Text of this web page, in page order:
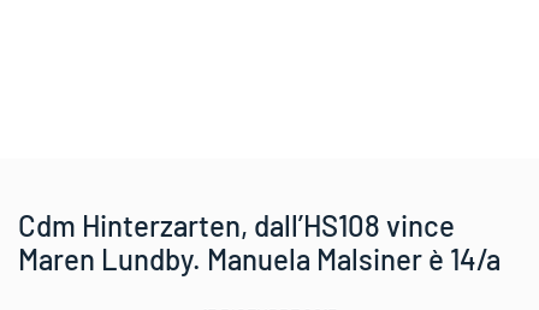
Cdm Hinterzarten, dall’HS108 vince
Maren Lundby. Manuela Malsiner è 14/a